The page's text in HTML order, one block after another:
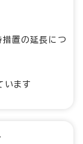
措置の延長につ
います